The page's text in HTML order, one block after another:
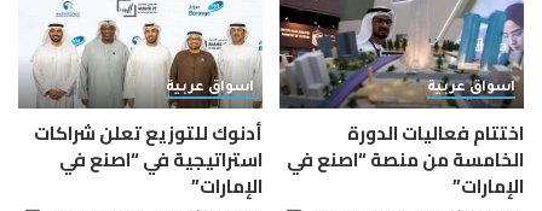
اسواق عربية
اختتام فعاليات الدورة
الخامسة من منصة “اصنع في
الإمارات”
اسواق عربية
أدنوك للتوزيع تعلن شراكات
استراتيجية في “اصنع في
الإمارات”